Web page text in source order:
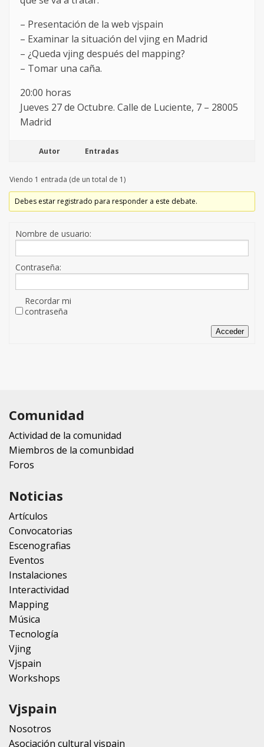
– Presentación de la web vjspain
– Examinar la situación del vjing en Madrid
– ¿Queda vjing después del mapping?
– Tomar una caña.
20:00 horas
Jueves 27 de Octubre. Calle de Luciente, 7 – 28005
Madrid
Autor Entradas
Viendo 1 entrada (de un total de 1)
Debes estar registrado para responder a este debate.
Nombre de usuario:
Contraseña:
Recordar mi
contraseña
Acceder
Comunidad
Actividad de la comunidad
Miembros de la comunbidad
Foros
Noticias
Artículos
Convocatorias
Escenografias
Eventos
Instalaciones
Interactividad
Mapping
Música
Tecnología
Vjing
Vjspain
Workshops
Vjspain
Nosotros
Asociación cultural vjspain